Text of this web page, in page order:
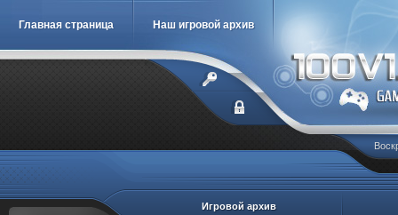
Главная страница Наш игровой архив
Игровой архив